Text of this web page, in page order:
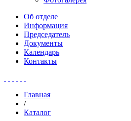
Об отделе
Информация
Председатель
Документы
Календарь
Контакты
Главная
/
Каталог